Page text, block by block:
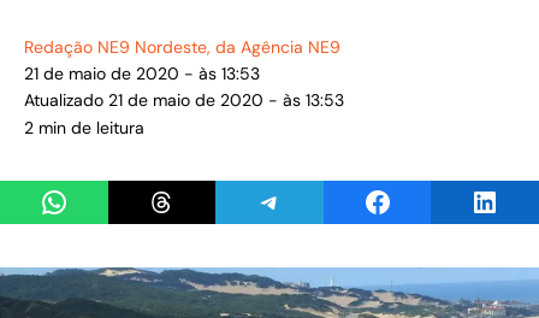
Redação NE9 Nordeste, da Agência NE9
21 de maio de 2020 - às 13:53
Atualizado 21 de maio de 2020 - às 13:53
2 min de leitura
Share on WhatsAppShare on ThreadsShare on TelegramShare on Facebook